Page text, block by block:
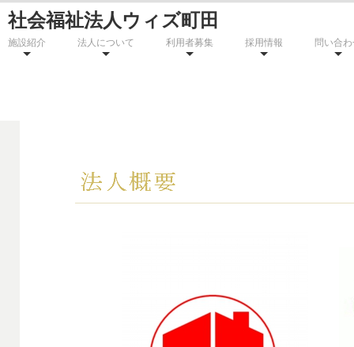
社会福祉法人ウィズ町田
施設紹介 法人について 利用者募集 採用情報 問い合